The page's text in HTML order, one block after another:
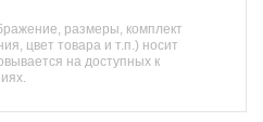
размеры, комплект
цвет товара и т.п.) носит
на доступных к